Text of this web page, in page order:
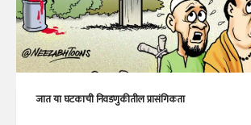
जात या घटकाची निवडणुकीतील प्रासंगिकता